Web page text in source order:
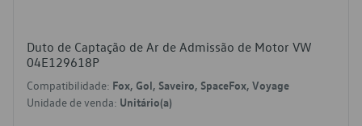
Duto de Captação de Ar de Admissão de Motor VW
04E129618P
Compatibilidade: Fox, Gol, Saveiro, SpaceFox, Voyage
Unidade de venda: Unitário(a)